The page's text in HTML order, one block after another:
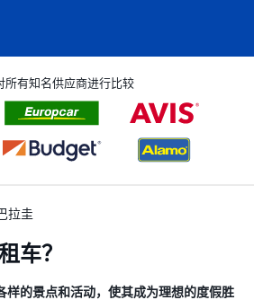
所有知名供应商进行比较
拉圭
车？
样的景点和活动，使其成为理想的度假胜